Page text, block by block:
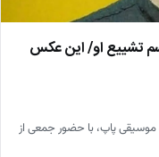
تشییع او/ این عکس
موسیقی پاپ، با حضور جمعی از